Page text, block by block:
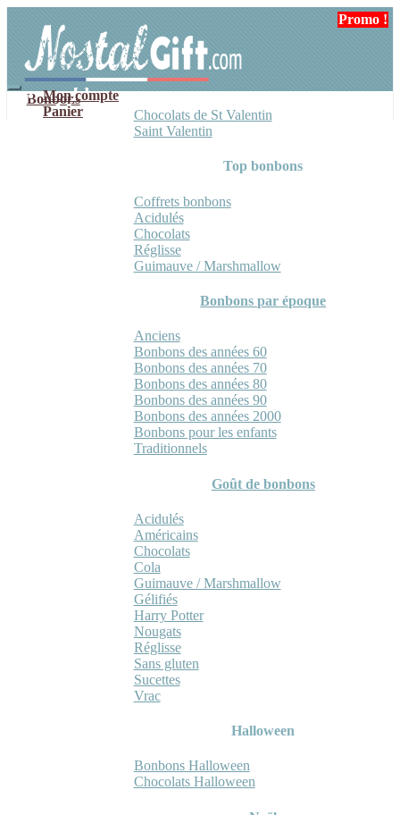
navigation
contenu
Mon compte
Panier
Bonbons
Chocolats de St Valentin
Saint Valentin
Top bonbons
Coffrets bonbons
Acidulés
Chocolats
Réglisse
Guimauve / Marshmallow
Bonbons par époque
Anciens
Bonbons des années 60
Bonbons des années 70
Bonbons des années 80
Bonbons des années 90
Bonbons des années 2000
Bonbons pour les enfants
Traditionnels
Goût de bonbons
Acidulés
Américains
Chocolats
Cola
Guimauve / Marshmallow
Gélifiés
Harry Potter
Nougats
Réglisse
Sans gluten
Sucettes
Vrac
Halloween
Bonbons Halloween
Chocolats Halloween
Promo !